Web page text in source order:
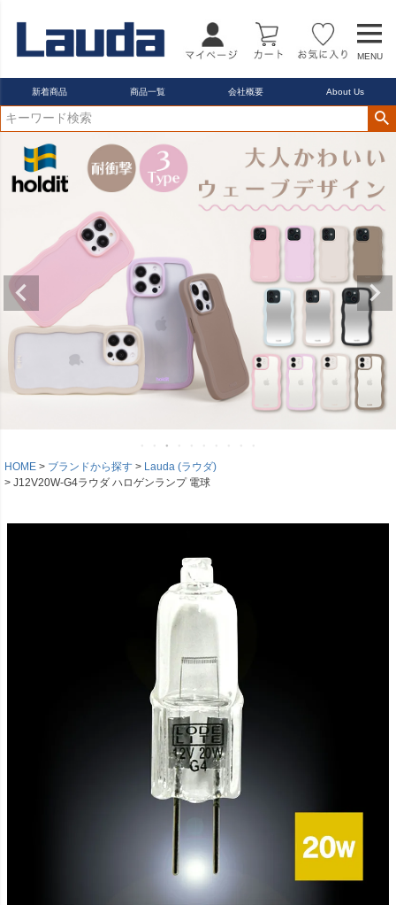
MENU
新着商品 商品一覧 会社概要 About Us
HOME ブランドから探す
Lauda (ラウダ)
J12V20W-G4ラウダ ハロゲンランプ 電球